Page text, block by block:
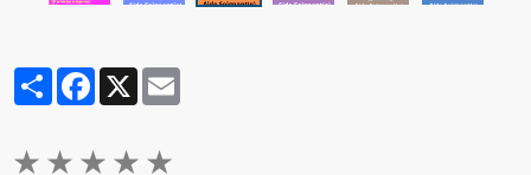
PartagerFacebook
★ ★ ★ ★ ★